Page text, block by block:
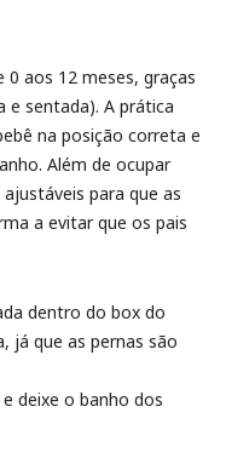
aos 12 meses, graças
e sentada). A prática
na posição correta e
Além de ocupar
para que as
a evitar que os pais
dentro do box do
já que as pernas são
deixe o banho dos